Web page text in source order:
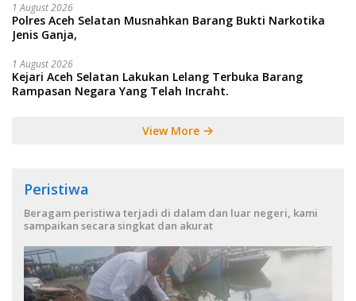
1 August 2026
Polres Aceh Selatan Musnahkan Barang Bukti Narkotika
Jenis Ganja,
1 August 2026
Kejari Aceh Selatan Lakukan Lelang Terbuka Barang
Rampasan Negara Yang Telah Incraht.
View More
Peristiwa
Beragam peristiwa terjadi di dalam dan luar negeri, kami
sampaikan secara singkat dan akurat